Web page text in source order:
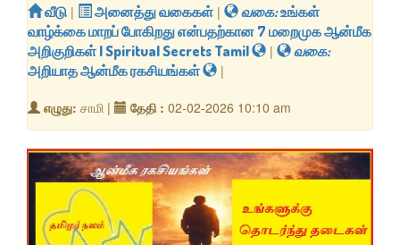
வீடு | அனைத்து வகைகள் | வகை:உங்கள்
வாழ்க்கை மாறப் போகிறது என்பதற்கான 7 மறைமுக ஆன்மீக
அறிகுறிகள் | Spiritual Secrets Tamil
|
வகை:
அறியாத ஆன்மீக ரகசியங்கள்
|
எழுது: சாமி | தேதி : 02-02-2026 10:10 am